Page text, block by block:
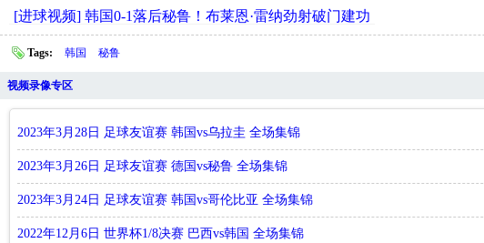
[进球视频] 韩国0-1落后秘鲁！布莱恩·雷纳劲射破门建功
Tags: 韩国 秘鲁
视频录像专区
2023年3月28日 足球友谊赛 韩国vs乌拉圭 全场集锦
2023年3月26日 足球友谊赛 德国vs秘鲁 全场集锦
2023年3月24日 足球友谊赛 韩国vs哥伦比亚 全场集锦
2022年12月6日 世界杯1/8决赛 巴西vs韩国 全场集锦